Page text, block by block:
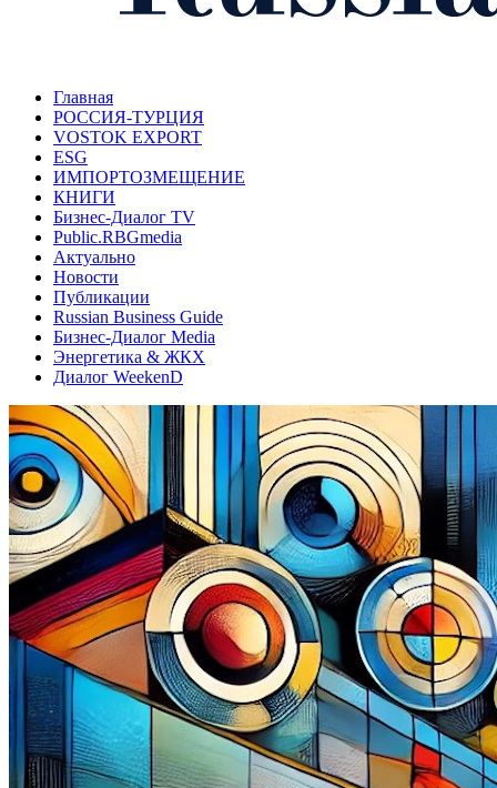
Главная
РОССИЯ-ТУРЦИЯ
VOSTOK EXPORT
ESG
ИМПОРТОЗМЕЩЕНИЕ
КНИГИ
Бизнес-Диалог TV
Public.RBGmedia
Актуально
Новости
Публикации
Russian Business Guide
Бизнес-Диалог Media
Энергетика & ЖКХ
Диалог WeekenD